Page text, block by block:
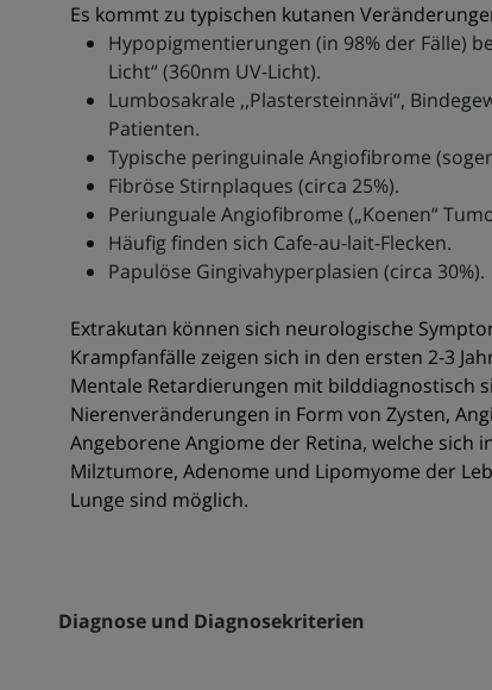
Es kommt zu typischen kutanen
Hypopigmentierungen (in 98% der Fälle)
Licht“ (360nm UV-Licht).
Lumbosakrale ,,Plastersteinnävi“,
Patienten.
Typische peringuinale Angiofibrome
Fibröse Stirnplaques (circa 25%).
Periunguale Angiofibrome („Koenen“
Häufig finden sich Cafe-au-lait-Flecken.
Papulöse Gingivahyperplasien (circa 30%).
Extrakutan können sich neurologische
Krampfanfälle zeigen sich in den ersten 2-3
Mentale Retardierungen mit bilddiagnostisch
Nierenveränderungen in Form von Zysten,
Angeborene Angiome der Retina, welche
Milztumore, Adenome und Lipomyome der
Lunge sind möglich.
Diagnose und Diagnosekriterien